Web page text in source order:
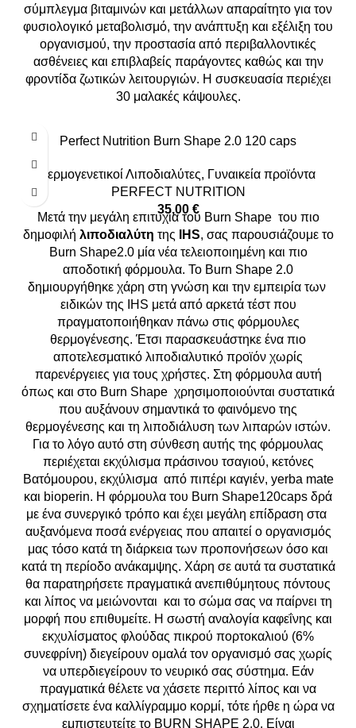
σύμπλεγμα βιταμινών και μετάλλων απαραίτητο για τον
φυσιολογικό μεταβολισμό, την ανάπτυξη και εξέλιξη του
οργανισμού, την προστασία από περιβαλλοντικές
ασθένειες και επιβλαβείς παράγοντες καθώς και την
φροντίδα ζωτικών λειτουργιών. Η συσκευασία περιέχει
30 μαλακές κάψουλες.
Perfect Nutrition Burn Shape 2.0 120 caps
θερμογενετικοί Λιποδιαλύτες, Γυναικεία προϊόντα
PERFECT NUTRITION
35,00 €
Μετά την μεγάλη επιτυχία του Burn Shape του πιο
δημοφιλή λιποδιαλύτη της IHS, σας παρουσιάζουμε το
Burn Shape2.0 μία νέα τελειοποιημένη και πιο
αποδοτική φόρμουλα. Το Burn Shape 2.0
δημιουργήθηκε χάρη στη γνώση και την εμπειρία των
ειδικών της IHS μετά από αρκετά τέστ που
πραγματοποιήθηκαν πάνω στις φόρμουλες
θερμογένεσης. Έτσι παρασκευάστηκε ένα πιο
αποτελεσματικό λιποδιαλυτικό προϊόν χωρίς
παρενέργειες για τους χρήστες. Στη φόρμουλα αυτή
όπως και στο Burn Shape χρησιμοποιούνται συστατικά
που αυξάνουν σημαντικά το φαινόμενο της
θερμογένεσης και τη λιποδιάλυση των λιπαρών ιστών.
Για το λόγο αυτό στη σύνθεση αυτής της φόρμουλας
περιέχεται εκχύλισμα πράσινου τσαγιού, κετόνες
Βατόμουρου, εκχύλισμα από πιπέρι καγιέν, yerba mate
και bioperin. Η φόρμουλα του Burn Shape120caps δρά
με ένα συνεργικό τρόπο και έχει μεγάλη επίδραση στα
αυξανόμενα ποσά ενέργειας που απαιτεί ο οργανισμός
μας τόσο κατά τη διάρκεια των προπονήσεων όσο και
κατά τη περίοδο ανάκαμψης. Χάρη σε αυτά τα συστατικά
θα παρατηρήσετε πραγματικά ανεπιθύμητους πόντους
και λίπος να μειώνονται και το σώμα σας να παίρνει τη
μορφή που επιθυμείτε. Η σωστή αναλογία καφεΐνης και
εκχυλίσματος φλούδας πικρού πορτοκαλιού (6%
συνεφρίνη) διεγείρουν ομαλά τον οργανισμό σας χωρίς
να υπερδιεγείρουν το νευρικό σας σύστημα. Εάν
πραγματικά θέλετε να χάσετε περιττό λίπος και να
σχηματίσετε ένα καλλίγραμμο κορμί, τότε ήρθε η ώρα να
εμπιστευτείτε το BURN SHAPE 2.0. Είναι